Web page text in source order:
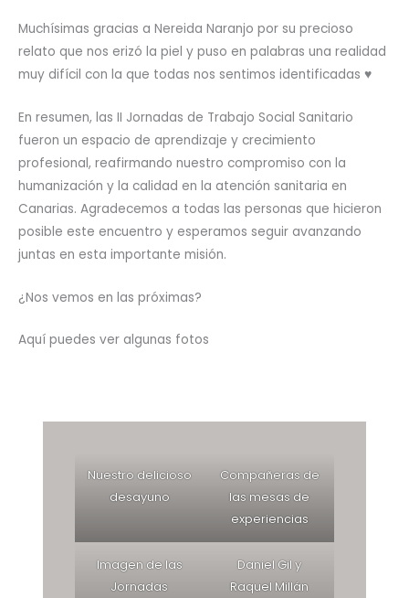
Muchísimas gracias a Nereida Naranjo por su precioso
relato que nos erizó la piel y puso en palabras una realidad
muy difícil con la que todas nos sentimos identificadas ♥️
En resumen, las II Jornadas de Trabajo Social Sanitario
fueron un espacio de aprendizaje y crecimiento
profesional, reafirmando nuestro compromiso con la
humanización y la calidad en la atención sanitaria en
Canarias. Agradecemos a todas las personas que hicieron
posible este encuentro y esperamos seguir avanzando
juntas en esta importante misión.
¿Nos vemos en las próximas?
Aquí puedes ver algunas fotos
Nuestro delicioso
desayuno
Compañeras de
las mesas de
experiencias
Imagen de las
Jornadas
Daniel Gil y
Raquel Millán